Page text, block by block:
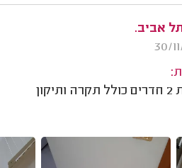
אביב.
סיוד של דירת 2 חדרים כולל תקרה ותיקון